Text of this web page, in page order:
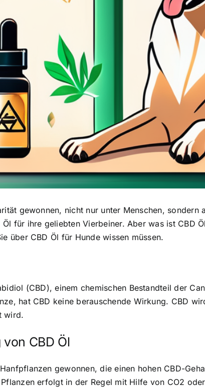
gewonnen, nicht nur unter Menschen,
für ihre geliebten Vierbeiner. Aber was ist CBD
über CBD Öl für Hunde wissen müssen.
(CBD), einem chemischen Bestandteil der
hat CBD keine berauschende Wirkung. CBD
wird.
CBD Öl
gewonnen, die einen hohen CBD-
erfolgt in der Regel mit Hilfe von CO2